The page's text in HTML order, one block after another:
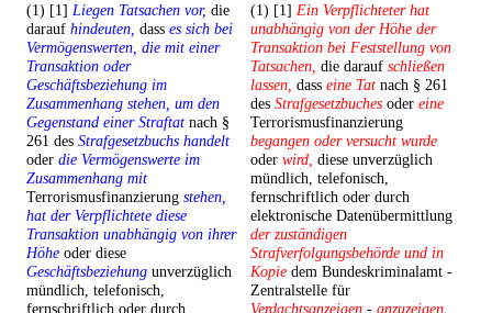
(1) [1] Liegen Tatsachen vor, die
darauf hindeuten, dass es sich bei
Vermögenswerten, die mit einer
Transaktion oder
Geschäftsbeziehung im
Zusammenhang stehen, um den
Gegenstand einer Straftat nach §
261 des Strafgesetzbuchs handelt
oder die Vermögenswerte im
Zusammenhang mit
Terrorismusfinanzierung stehen,
hat der Verpflichtete diese
Transaktion unabhängig von ihrer
Höhe oder diese
Geschäftsbeziehung unverzüglich
mündlich, telefonisch,
fernschriftlich oder durch
(1) [1] Ein Verpflichteter hat
unabhängig von der Höhe der
Transaktion bei Feststellung von
Tatsachen, die darauf schließen
lassen, dass eine Tat nach § 261
des Strafgesetzbuches oder eine
Terrorismusfinanzierung
begangen oder versucht wurde
oder wird, diese unverzüglich
mündlich, telefonisch,
fernschriftlich oder durch
elektronische Datenübermittlung
der zuständigen
Strafverfolgungsbehörde und in
Kopie dem Bundeskriminalamt -
Zentralstelle für
Verdachtsanzeigen - anzuzeigen.